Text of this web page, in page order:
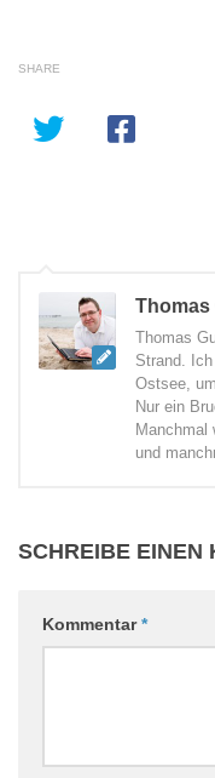
SHARE
Thomas
Thomas
Strand.
Ostsee,
Nur ein
Manchmal
und
SCHREIBE EINEN
Kommentar*